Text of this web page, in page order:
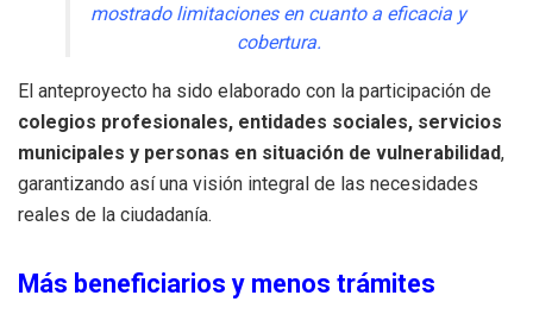
mostrado limitaciones en cuanto a eficacia y
cobertura.
El anteproyecto ha sido elaborado con la participación de
colegios profesionales, entidades sociales, servicios
municipales y personas en situación de vulnerabilidad,
garantizando así una visión integral de las necesidades
reales de la ciudadanía.
Más beneficiarios y menos trámites